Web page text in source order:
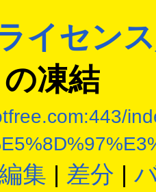
イセン
の凍結
集 | 差分 |